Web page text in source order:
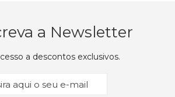
a Newsletter
a descontos exclusivos.
Email